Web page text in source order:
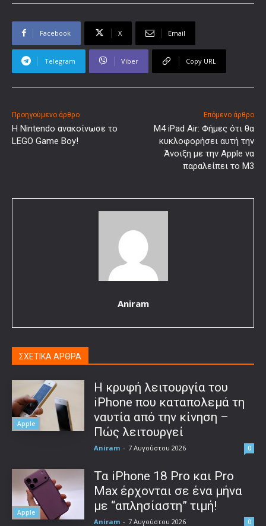
Facebook X Email
Telegram Viber Copy URL
Προηγούμενο άρθρο
Η Nintendo ανακοίνωσε το
LEGO Game Boy!
Επόμενο άρθρο
M4 iPad Air: Φήμες ότι θα
κυκλοφορήσει αυτή την
Άνοιξη με την Apple να
παραλείπει το M3
Aniram
ΣΧΕΤΙΚΑ ΑΡΘΡΑ
Apple
Η κρυφή λειτουργία του
iPhone που καταπολεμά τη
ναυτία από την κίνηση –
Πώς λειτουργεί
Aniram - 7 Αυγούστου 2026 0
Apple
Τα iPhone 18 Pro και Pro
Max έρχονται σε ένα μήνα
με “απλησίαστη” τιμή!
Aniram - 7 Αυγούστου 2026 0